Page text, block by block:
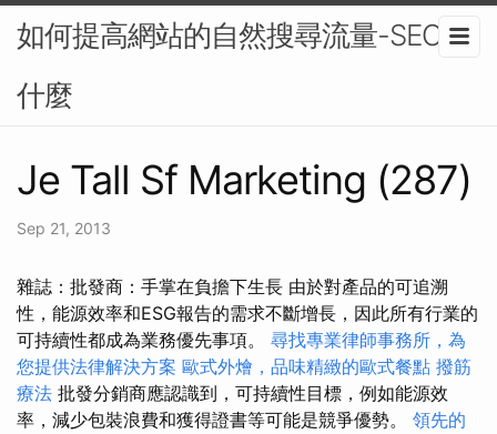
如何提高網站的自然搜尋流量-SEO是
什麼
Je Tall Sf Marketing (287)
Sep 21, 2013
雜誌：批發商：手掌在負擔下生長 由於對產品的可追溯
性，能源效率和ESG報告的需求不斷增長，因此所有行業的
可持續性都成為業務優先事項。 尋找專業律師事務所，為
您提供法律解決方案 歐式外燴，品味精緻的歐式餐點 撥筋
療法 批發分銷商應認識到，可持續性目標，例如能源效
率，減少包裝浪費和獲得證書等可能是競爭優勢。 領先的